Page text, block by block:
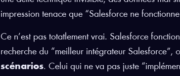
impression tenace que “Salesforce ne
Ce n’est pas totatlement vrai. Salesforce
recherche du “meilleur intégrateur Salesforce”,
scénarios. Celui qui ne va pas juste